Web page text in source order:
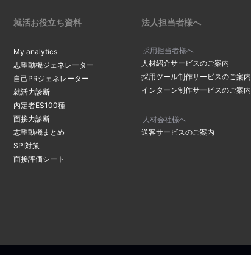
就活お役立ち資料
My analytics
志望動機ジェネレーター
自己PRジェネレーター
就活力診断
内定者ES100種
面接力診断
志望動機まとめ
SPI対策
面接評価シート
法人担当者様へ
採用担当者様へ
人材紹介サービスのご案内
採用ツール制作サービスのご案内
インターン制作サービスのご案内
人材会社様へ
送客サービスのご案内